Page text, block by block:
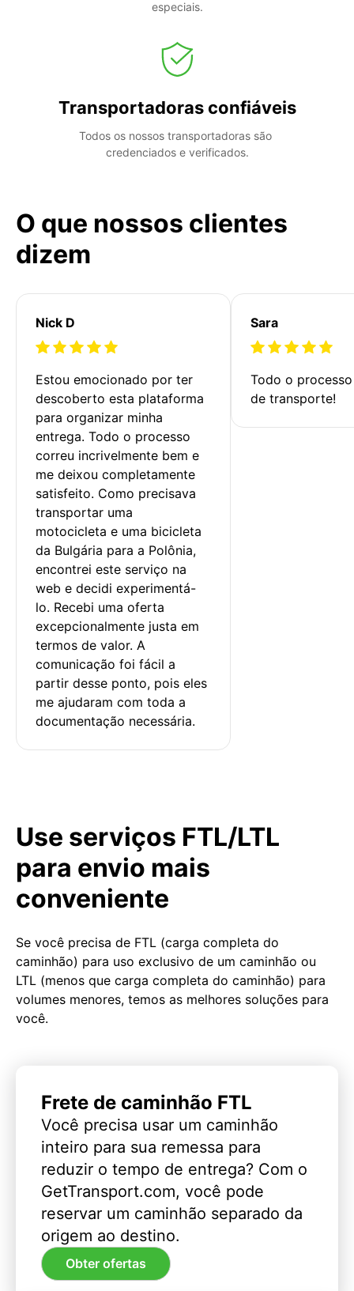
especiais.
Transportadoras confiáveis
Todos os nossos transportadoras são
credenciados e verificados.
O que nossos clientes
dizem
Nick D
Estou emocionado por ter
descoberto esta plataforma
para organizar minha
entrega. Todo o processo
correu incrivelmente bem e
me deixou completamente
satisfeito. Como precisava
transportar uma
motocicleta e uma bicicleta
da Bulgária para a Polônia,
encontrei este serviço na
web e decidi experimentá-
lo. Recebi uma oferta
excepcionalmente justa em
termos de valor. A
comunicação foi fácil a
partir desse ponto, pois eles
me ajudaram com toda a
documentação necessária.
Sara
Todo o
de transporte!
Use serviços FTL/LTL
para envio mais
conveniente
Se você precisa de FTL (carga completa do
caminhão) para uso exclusivo de um caminhão ou
LTL (menos que carga completa do caminhão) para
volumes menores, temos as melhores soluções para
você.
Frete de caminhão FTL
Você precisa usar um caminhão
inteiro para sua remessa para
reduzir o tempo de entrega? Com o
GetTransport.com, você pode
reservar um caminhão separado da
origem ao destino.
Obter ofertas